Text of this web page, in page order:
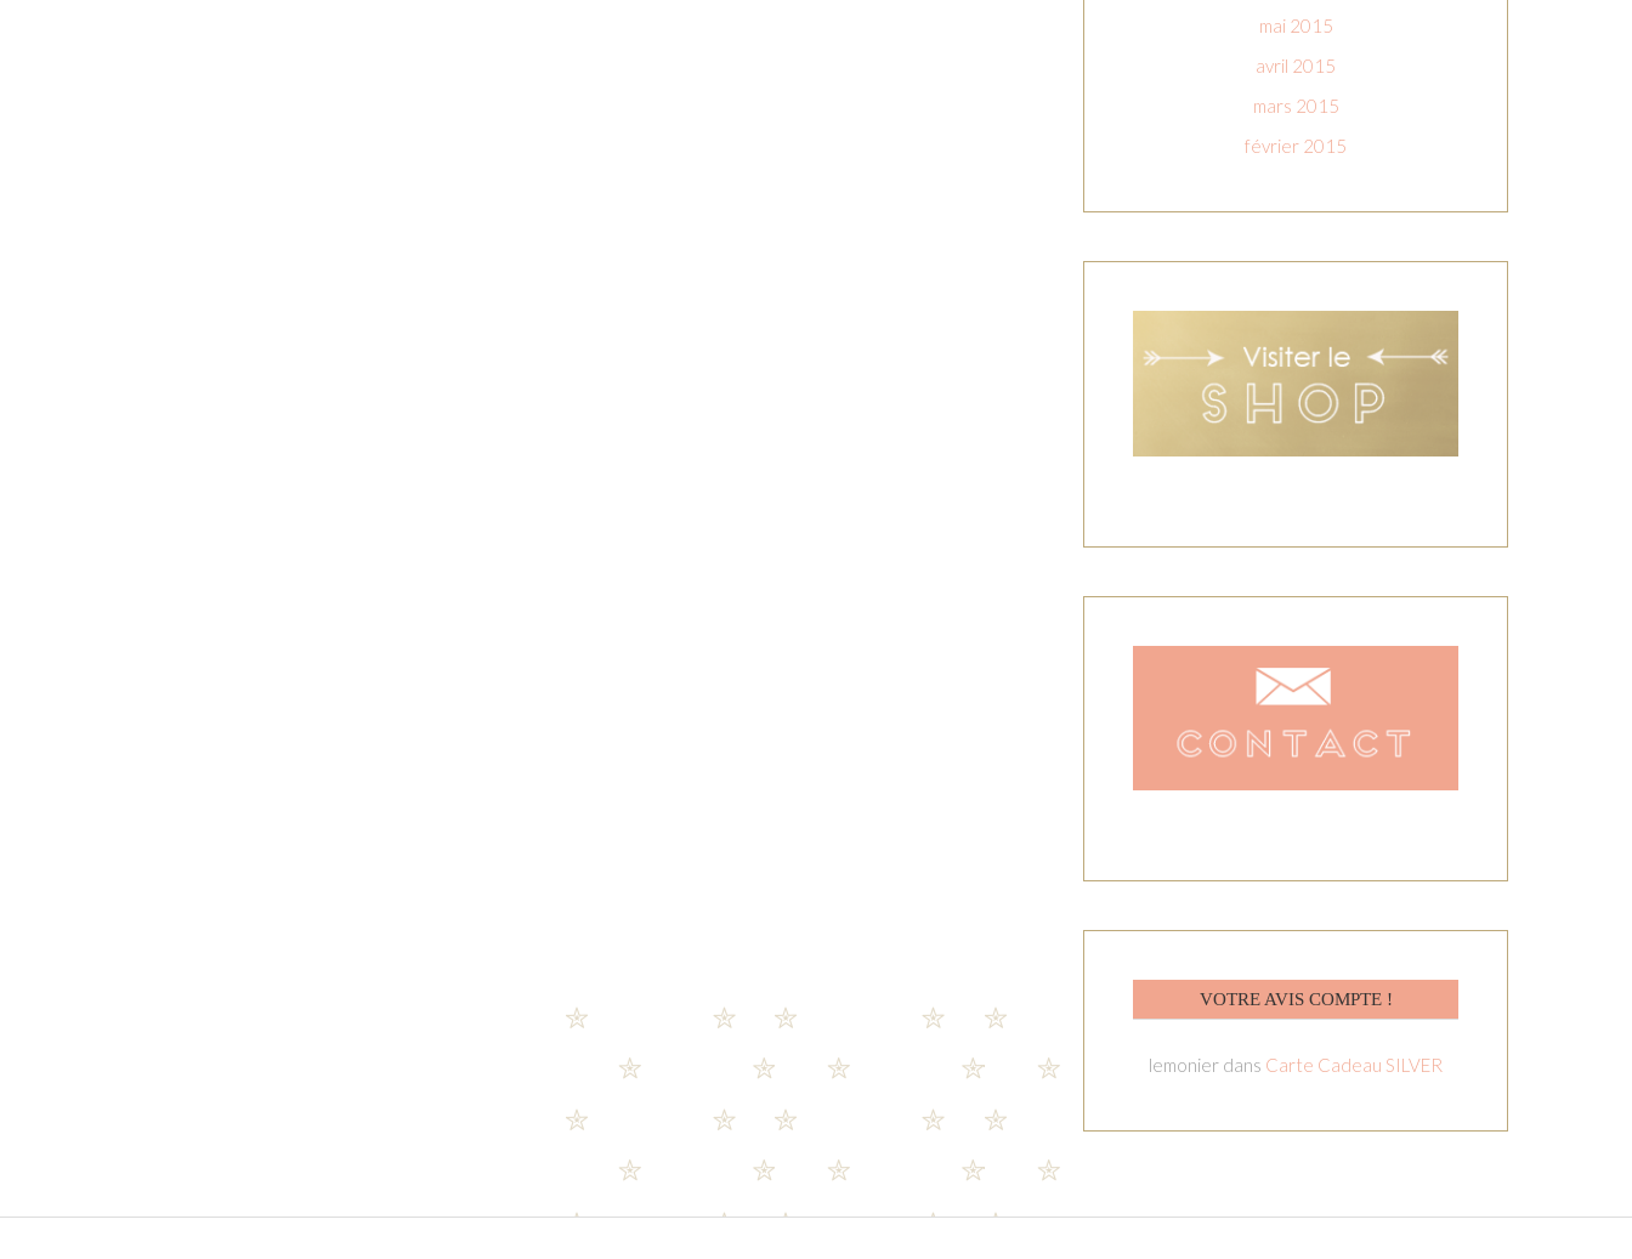
mai 2015
avril 2015
mars 2015
février 2015
VOTRE AVIS COMPTE !
lemonier dans Carte Cadeau SILVER